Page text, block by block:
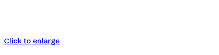
Click to enlarge